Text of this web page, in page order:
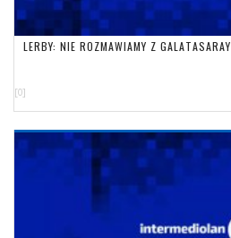
LERBY: NIE ROZMAWIAMY Z GALATASARAY
[0]